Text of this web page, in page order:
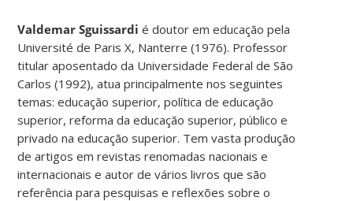
Valdemar Sguissardi é doutor em educação pela
Université de Paris X, Nanterre (1976). Professor
titular aposentado da Universidade Federal de São
Carlos (1992), atua principalmente nos seguintes
temas: educação superior, política de educação
superior, reforma da educação superior, público e
privado na educação superior. Tem vasta produção
de artigos em revistas renomadas nacionais e
internacionais e autor de vários livros que são
referência para pesquisas e reflexões sobre o